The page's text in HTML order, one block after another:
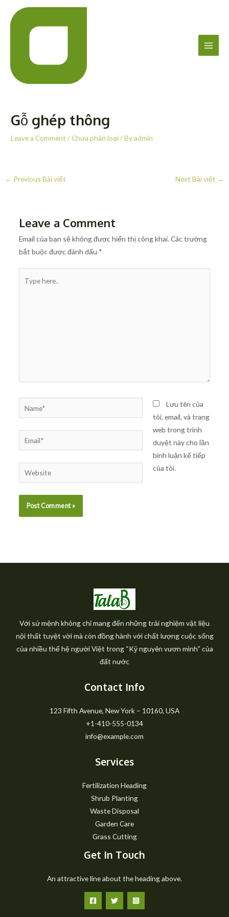
Gỗ ghép thông
Leave a Comment /Chưa phân loại/ Byadmin
navigation
← Previous Bài viết Next Bài viết →
Leave a Comment
Email của bạn sẽ không được hiển thị công khai. Các trường
bắt buộc được đánh dấu *
here..
Email*
Website
Lưu tên của
tôi, email, và trang
web trong trình
duyệt này cho lần
bình luận kế tiếp
của tôi.
Với sứ mệnh không chỉ mang đến những trải nghiệm vật liệu
nội thất tuyệt vời mà còn đồng hành với chất lượng cuộc sống
của nhiều thế hệ người Việt trong “Kỷ nguyên vươn mình” của
đất nước
Contact Info
123 Fifth Avenue, New York – 10160, USA
+1-410-555-0134
info@example.com
Services
Fertilization Heading
Shrub Planting
Waste Disposal
Garden Care
Grass Cutting
Get In Touch
An attractive line about the heading above.